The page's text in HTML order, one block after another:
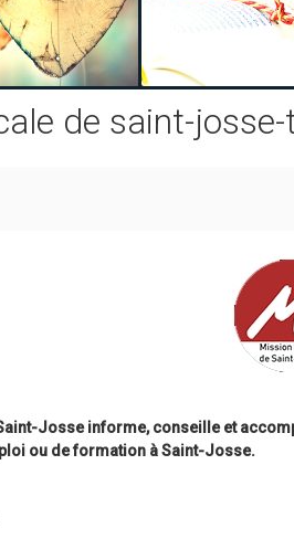
de saint-
Josse informe, conseille et
ou de formation à Saint-Josse.